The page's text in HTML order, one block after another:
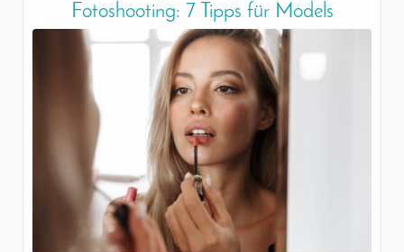
Fotoshooting: 7 Tipps für Models